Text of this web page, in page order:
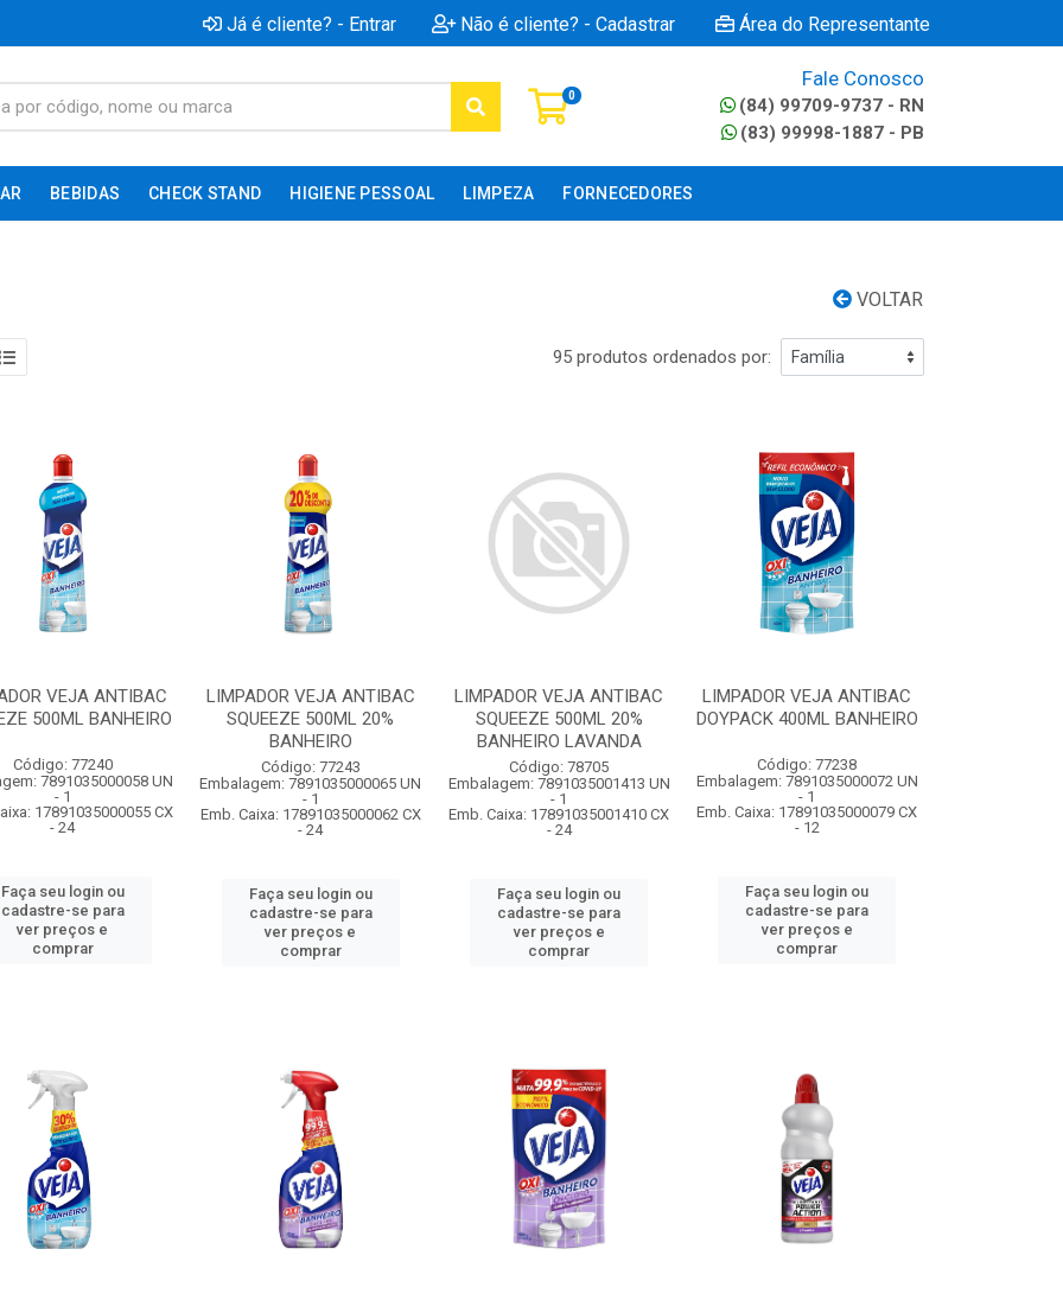
Já é cliente? - Entrar Não é cliente? - Cadastrar Área do Representante
0
Fale Conosco
(84) 99709-9737 - RN
(83) 99998-1887 - PB
BEBIDAS CHECK STAND HIGIENE PESSOAL LIMPEZA FORNECEDORES
VOLTAR
95 produtos ordenados por:
VEJA ANTIBAC
500ML BANHEIRO
Código: 77240
7891035000058 UN
- 1
17891035000055 CX
- 24
Faça seu login ou
cadastre-se para
ver preços e
comprar
LIMPADOR VEJA ANTIBAC
SQUEEZE 500ML 20%
BANHEIRO
Código: 77243
Embalagem: 7891035000065 UN
- 1
Emb. Caixa: 17891035000062 CX
- 24
Faça seu login ou
cadastre-se para
ver preços e
comprar
LIMPADOR VEJA ANTIBAC
SQUEEZE 500ML 20%
BANHEIRO LAVANDA
Código: 78705
Embalagem: 7891035001413 UN
- 1
Emb. Caixa: 17891035001410 CX
- 24
Faça seu login ou
cadastre-se para
ver preços e
comprar
LIMPADOR VEJA ANTIBAC
DOYPACK 400ML BANHEIRO
Código: 77238
Embalagem: 7891035000072 UN
- 1
Emb. Caixa: 17891035000079 CX
- 12
Faça seu login ou
cadastre-se para
ver preços e
comprar